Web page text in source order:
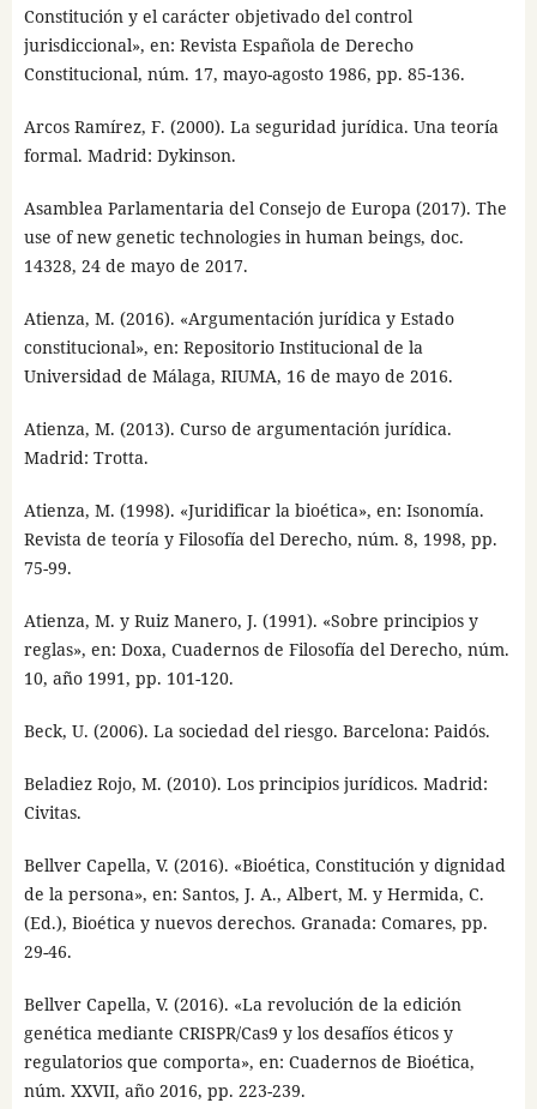
Constitución y el carácter objetivado del control
jurisdiccional», en: Revista Española de Derecho
Constitucional, núm. 17, mayo-agosto 1986, pp. 85-136.
Arcos Ramírez, F. (2000). La seguridad jurídica. Una teoría
formal. Madrid: Dykinson.
Asamblea Parlamentaria del Consejo de Europa (2017). The
use of new genetic technologies in human beings, doc.
14328, 24 de mayo de 2017.
Atienza, M. (2016). «Argumentación jurídica y Estado
constitucional», en: Repositorio Institucional de la
Universidad de Málaga, RIUMA, 16 de mayo de 2016.
Atienza, M. (2013). Curso de argumentación jurídica.
Madrid: Trotta.
Atienza, M. (1998). «Juridificar la bioética», en: Isonomía.
Revista de teoría y Filosofía del Derecho, núm. 8, 1998, pp.
75-99.
Atienza, M. y Ruiz Manero, J. (1991). «Sobre principios y
reglas», en: Doxa, Cuadernos de Filosofía del Derecho, núm.
10, año 1991, pp. 101-120.
Beck, U. (2006). La sociedad del riesgo. Barcelona: Paidós.
Beladiez Rojo, M. (2010). Los principios jurídicos. Madrid:
Civitas.
Bellver Capella, V. (2016). «Bioética, Constitución y dignidad
de la persona», en: Santos, J. A., Albert, M. y Hermida, C.
(Ed.), Bioética y nuevos derechos. Granada: Comares, pp.
29-46.
Bellver Capella, V. (2016). «La revolución de la edición
genética mediante CRISPR/Cas9 y los desafíos éticos y
regulatorios que comporta», en: Cuadernos de Bioética,
núm. XXVII, año 2016, pp. 223-239.